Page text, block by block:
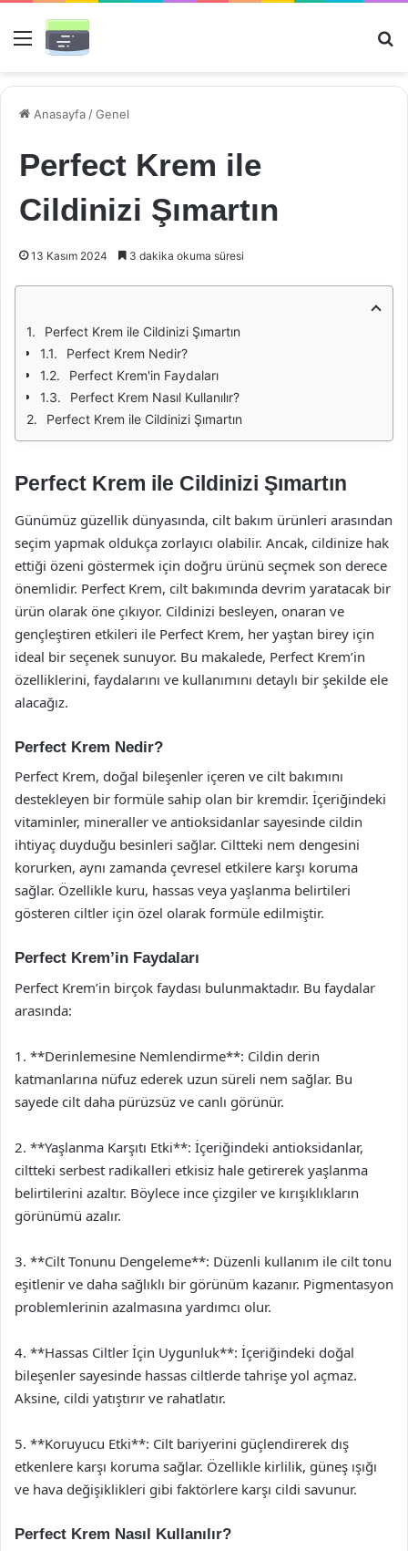
Menü
Anasayfa /Genel
Perfect Krem ile
Cildinizi Şımartın
13 Kasım 2024 3 dakika okuma süresi
Perfect Krem ile Cildinizi Şımartın
Perfect Krem Nedir?
Perfect Krem'in Faydaları
Perfect Krem Nasıl Kullanılır?
Perfect Krem ile Cildinizi Şımartın
Perfect Krem ile Cildinizi Şımartın
Günümüz güzellik dünyasında, cilt bakım ürünleri arasından
seçim yapmak oldukça zorlayıcı olabilir. Ancak, cildinize hak
ettiği özeni göstermek için doğru ürünü seçmek son derece
önemlidir. Perfect Krem, cilt bakımında devrim yaratacak bir
ürün olarak öne çıkıyor. Cildinizi besleyen, onaran ve
gençleştiren etkileri ile Perfect Krem, her yaştan birey için
ideal bir seçenek sunuyor. Bu makalede, Perfect Krem’in
özelliklerini, faydalarını ve kullanımını detaylı bir şekilde ele
alacağız.
Perfect Krem Nedir?
Perfect Krem, doğal bileşenler içeren ve cilt bakımını
destekleyen bir formüle sahip olan bir kremdir. İçeriğindeki
vitaminler, mineraller ve antioksidanlar sayesinde cildin
ihtiyaç duyduğu besinleri sağlar. Ciltteki nem dengesini
korurken, aynı zamanda çevresel etkilere karşı koruma
sağlar. Özellikle kuru, hassas veya yaşlanma belirtileri
gösteren ciltler için özel olarak formüle edilmiştir.
Perfect Krem’in Faydaları
Perfect Krem’in birçok faydası bulunmaktadır. Bu faydalar
arasında:
1. **Derinlemesine Nemlendirme**: Cildin derin
katmanlarına nüfuz ederek uzun süreli nem sağlar. Bu
sayede cilt daha pürüzsüz ve canlı görünür.
2. **Yaşlanma Karşıtı Etki**: İçeriğindeki antioksidanlar,
ciltteki serbest radikalleri etkisiz hale getirerek yaşlanma
belirtilerini azaltır. Böylece ince çizgiler ve kırışıklıkların
görünümü azalır.
3. **Cilt Tonunu Dengeleme**: Düzenli kullanım ile cilt tonu
eşitlenir ve daha sağlıklı bir görünüm kazanır. Pigmentasyon
problemlerinin azalmasına yardımcı olur.
4. **Hassas Ciltler İçin Uygunluk**: İçeriğindeki doğal
bileşenler sayesinde hassas ciltlerde tahrişe yol açmaz.
Aksine, cildi yatıştırır ve rahatlatır.
5. **Koruyucu Etki**: Cilt bariyerini güçlendirerek dış
etkenlere karşı koruma sağlar. Özellikle kirlilik, güneş ışığı
ve hava değişiklikleri gibi faktörlere karşı cildi savunur.
Perfect Krem Nasıl Kullanılır?